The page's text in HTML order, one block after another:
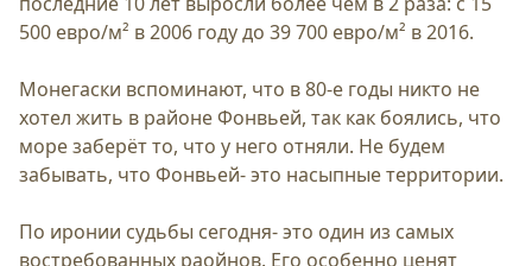
500 евро/м² в 2006 году до 39 700 евро/м² в 2016.
Монегаски вспоминают, что в 80-е годы никто не
хотел жить в районе Фонвьей, так как боялись, что
море заберёт то, что у него отняли. Не будем
забывать, что Фонвьей- это насыпные территории.
По иронии судьбы сегодня- это один из самых
востребованных раойнов. Его особенно ценят